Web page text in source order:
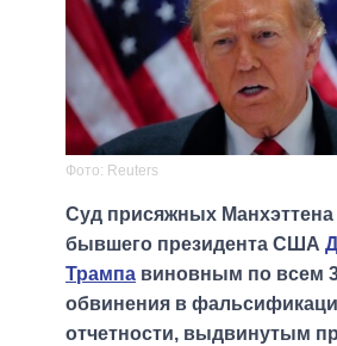
Фото: Reuters
Суд присяжных Манхэттена
бывшего президента США
Трампа виновным по всем
обвинения в
отчетности, выдвинутым